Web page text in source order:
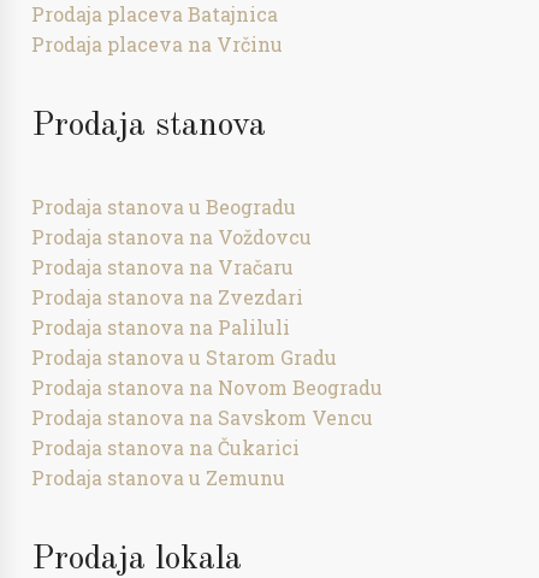
Prodaja placeva Batajnica
Prodaja placeva na Vrčinu
Prodaja stanova
Prodaja stanova u Beogradu
Prodaja stanova na Voždovcu
Prodaja stanova na Vračaru
Prodaja stanova na Zvezdari
Prodaja stanova na Paliluli
Prodaja stanova u Starom Gradu
Prodaja stanova na Novom Beogradu
Prodaja stanova na Savskom Vencu
Prodaja stanova na Čukarici
Prodaja stanova u Zemunu
Prodaja lokala